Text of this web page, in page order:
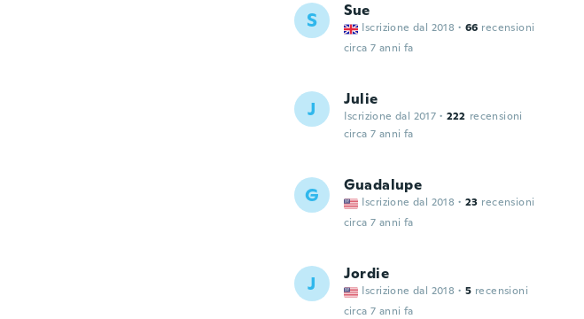
S Sue
Iscrizione dal 2018 · 66 recensioni
circa 7 anni fa
J Julie
Iscrizione dal 2017 · 222 recensioni
circa 7 anni fa
G Guadalupe
Iscrizione dal 2018 · 23 recensioni
circa 7 anni fa
J Jordie
Iscrizione dal 2018 · 5 recensioni
circa 7 anni fa